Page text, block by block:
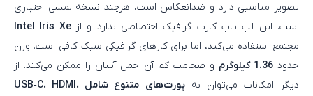
تصویر مناسبی دارد و ضدانعکاس است، هرچند نسخه لمسی اختیاری
است. این لپ‌ تاپ کارت گرافیک اختصاصی ندارد و ازIntel Iris Xe
مجتمع استفاده می‌کند، اما برای کارهای گرافیکی سبک کافی است. وزن
حدود1.36 کیلوگرم
و ضخامت کم آن حمل آسان را ممکن می‌کند. از
دیگر امکانات می‌توان به
پورت‌های متنوع شامل USB‑C، HDMI،